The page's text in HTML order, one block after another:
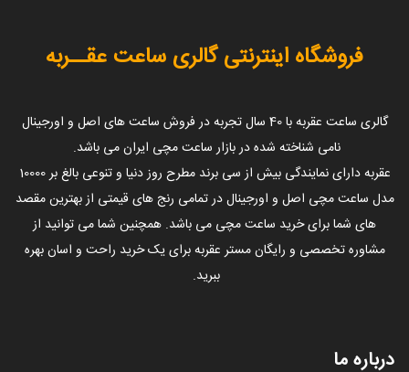
فروشگاه اینترنتی گالری ساعت عقــربه
گالری ساعت عقربه با 40 سال تجربه در فروش ساعت های اصل و اورجینال
نامی شناخته شده در بازار ساعت مچی ایران می باشد.
عقربه دارای نمایندگی بیش از سی برند مطرح روز دنیا و تنوعی بالغ بر 10000
مدل ساعت مچی اصل و اورجینال در تمامی رنج های قیمتی از بهترین مقصد
های شما برای خرید ساعت مچی می باشد. همچنین شما می توانید از
مشاوره تخصصی و رایگان مستر عقربه برای یک خرید راحت و اسان بهره
ببرید.
درباره ما